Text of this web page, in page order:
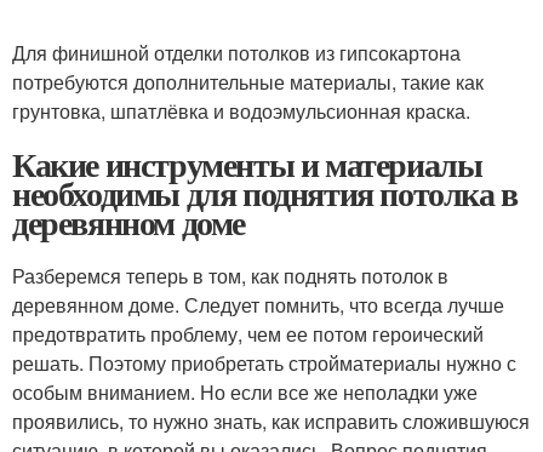
Для финишной отделки потолков из гипсокартона
потребуются дополнительные материалы, такие как
грунтовка, шпатлёвка и водоэмульсионная краска.
Какие инструменты и материалы
необходимы для поднятия потолка в
деревянном доме
Разберемся теперь в том, как поднять потолок в
деревянном доме. Следует помнить, что всегда лучше
предотвратить проблему, чем ее потом героический
решать. Поэтому приобретать стройматериалы нужно с
особым вниманием. Но если все же неполадки уже
проявились, то нужно знать, как исправить сложившуюся